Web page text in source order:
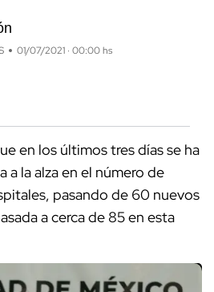
01/07/2021 · 00:00 hs
en los últimos tres días se ha
a la alza en el número de
pasando de 60 nuevos
a cerca de 85 en esta